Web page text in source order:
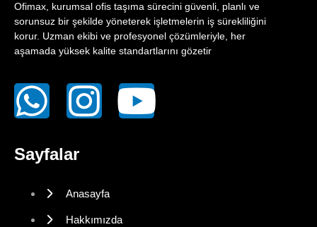
Ofimax, kurumsal ofis taşıma sürecini güvenli, planlı ve
sorunsuz bir şekilde yöneterek işletmelerin iş sürekliliğini
korur. Uzman ekibi ve profesyonel çözümleriyle, her
aşamada yüksek kalite standartlarını gözetir
Sayfalar
Anasayfa
Hakkımızda